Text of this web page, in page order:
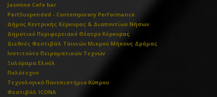
Jasmine Cafe bar
PartSuspended - Contemporary Performance
Δήμος Κεντρικής Κέρκυρας & Διαποντίων Νήσων
Δημοτικό Περιφερειακό Θέατρο Κέρκυρας
Διεθνές Φεστιβάλ Ταινιών Μικρού Μήκους Δράμας
Ινστιτούτο Πειραματικών Τεχνών
Ξυλόραμα Ελούλ
Πολύτεχνο
Τεχνολογικό Πανεπιστήμιο Κύπρου
Φεστιβάλ ICONA